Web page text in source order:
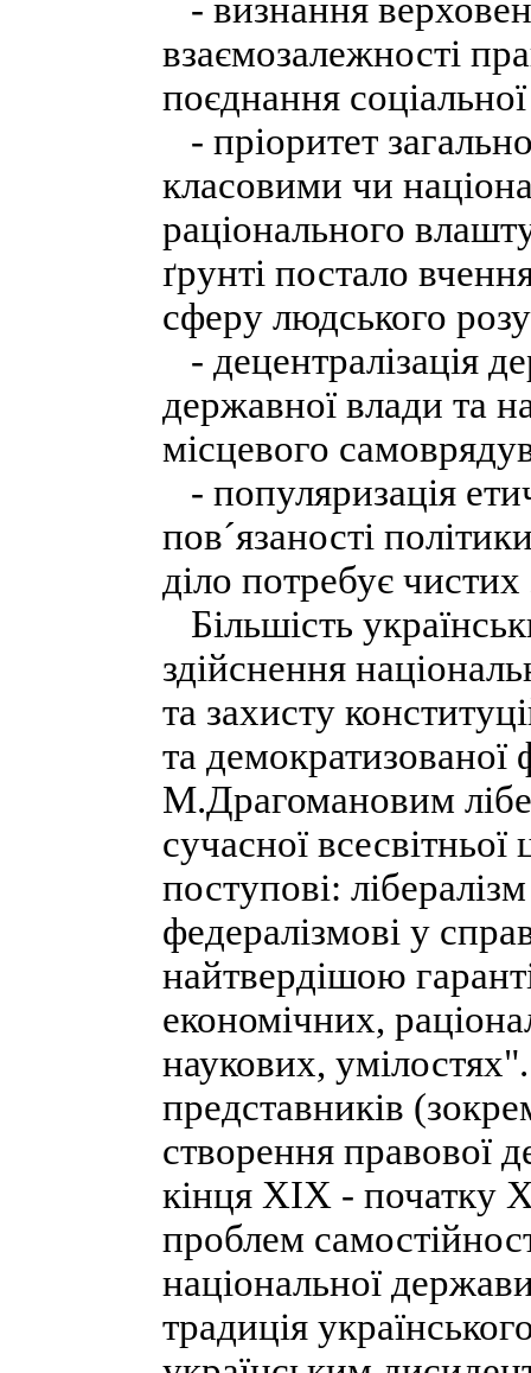
- визнання
взаємозалежності
поєднання
- пріоритет
класовими чи
раціонального
ґрунті постало
сферу людського
- децентралізація
державної влади та
місцевого
- популяризація
пов´язаності
діло потребує чистих
Більшість
здійснення
та захисту
та демократизованої
М.Драгомановим
сучасної всесвітньої
поступові:
федералізмові у
найтвердішою
економічних,
наукових,
представників
створення правової
кінця XIX - початку
проблем
національної
традиція